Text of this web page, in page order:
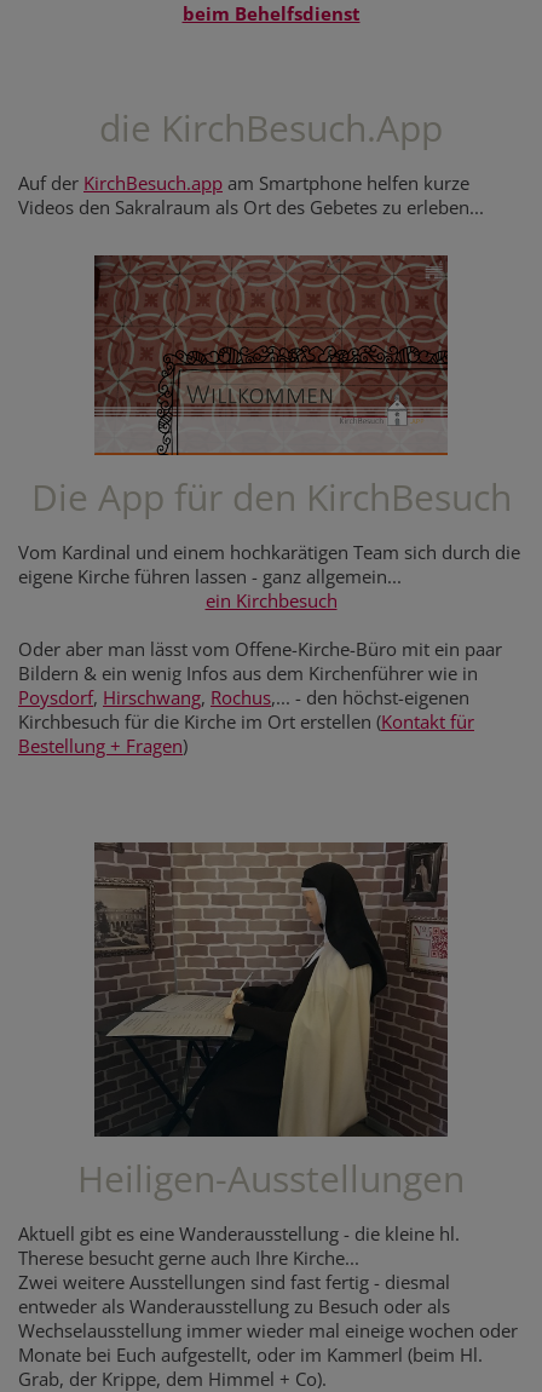
beim Behelfsdienst
die KirchBesuch.App
Auf der KirchBesuch.app am Smartphone helfen kurze
Videos den Sakralraum als Ort des Gebetes zu erleben...
Die App für den KirchBesuch
Vom Kardinal und einem hochkarätigen Team sich durch die
eigene Kirche führen lassen - ganz allgemein...
ein Kirchbesuch
Oder aber man lässt vom Offene-Kirche-Büro mit ein paar
Bildern & ein wenig Infos aus dem Kirchenführer wie in
Poysdorf, Hirschwang, Rochus,... - den höchst-eigenen
Kirchbesuch für die Kirche im Ort erstellen (Kontakt für
Bestellung + Fragen)
Heiligen-Ausstellungen
Aktuell gibt es eine Wanderausstellung - die kleine hl.
Therese besucht gerne auch Ihre Kirche...
Zwei weitere Ausstellungen sind fast fertig - diesmal
entweder als Wanderausstellung zu Besuch oder als
Wechselausstellung immer wieder mal eineige wochen oder
Monate bei Euch aufgestellt, oder im Kammerl (beim Hl.
Grab, der Krippe, dem Himmel + Co).